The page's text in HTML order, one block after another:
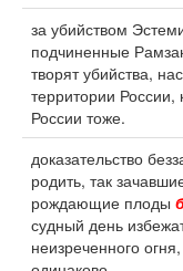
за убийством
подчиненные
творят убийства,
территории России,
России тоже.
доказательство
родить, так
рождающие плоды
судный день
неизреченного